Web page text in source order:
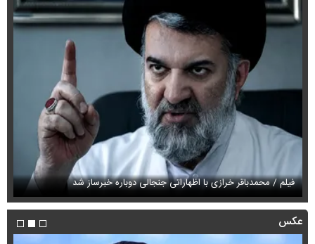
فیلم / محمدباقر خرازی با اظهاراتی جنجالی دوباره خبرساز شد
عکس